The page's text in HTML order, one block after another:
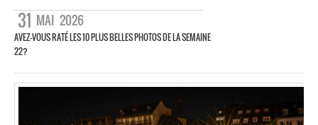
31 MAI 2026
AVEZ-VOUS RATÉ LES 10 PLUS BELLES PHOTOS DE LA SEMAINE
22?